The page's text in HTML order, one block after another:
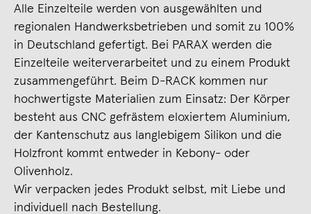
Alle Einzelteile werden von ausgewählten und
regionalen Handwerksbetrieben und somit zu 100%
in Deutschland gefertigt. Bei PARAX werden die
Einzelteile weiterverarbeitet und zu einem Produkt
zusammengeführt. Beim D-RACK kommen nur
hochwertigste Materialien zum Einsatz: Der Körper
besteht aus CNC gefrästem eloxiertem Aluminium,
der Kantenschutz aus langlebigem Silikon und die
Holzfront kommt entweder in Kebony- oder
Olivenholz.
Wir verpacken jedes Produkt selbst, mit Liebe und
individuell nach Bestellung.